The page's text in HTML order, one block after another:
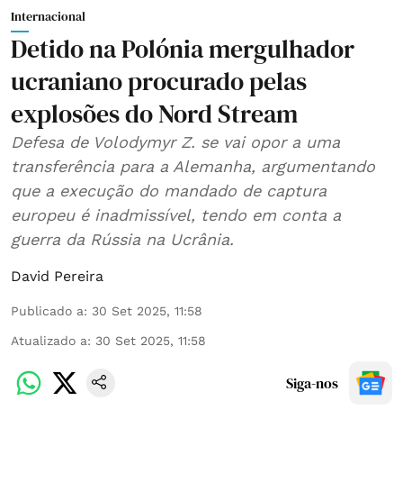
Internacional
Detido na Polónia mergulhador
ucraniano procurado pelas
explosões do Nord Stream
Defesa de Volodymyr Z. se vai opor a uma
transferência para a Alemanha, argumentando
que a execução do mandado de captura
europeu é inadmissível, tendo em conta a
guerra da Rússia na Ucrânia.
David Pereira
Publicado a: 30 Set 2025, 11:58
Atualizado a: 30 Set 2025, 11:58
Siga-nos